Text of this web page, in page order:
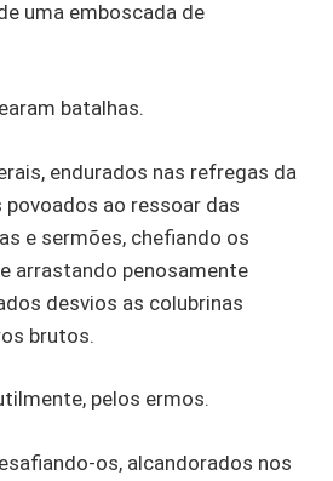
uma emboscada de
batalhas.
endurados nas refregas da
povoados ao ressoar das
e sermões, chefiando os
arrastando penosamente
desvios as colubrinas
brutos.
pelos ermos.
os, alcandorados nos